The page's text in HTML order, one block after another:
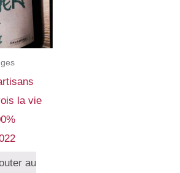
la vie
au